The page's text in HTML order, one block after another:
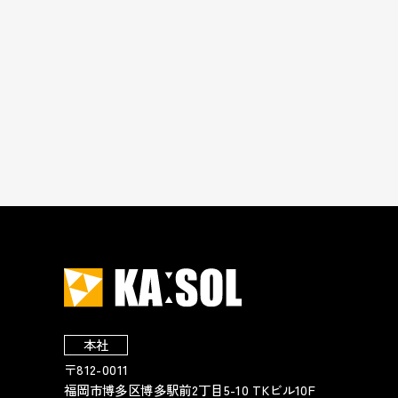
本社
〒812-0011
福岡市博多区博多駅前2丁目5-10 TKビル10F